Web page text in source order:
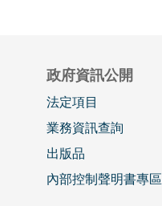
政府資訊公開
法定項目
業務資訊查詢
出版品
內部控制聲明書專區